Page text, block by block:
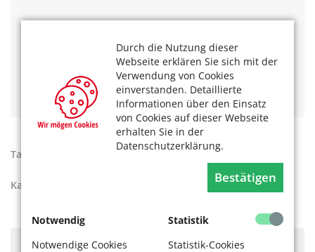
Durch die Nutzung dieser
Webseite erklären Sie sich mit der
Verwendung von Cookies
einverstanden. Detaillierte
Informationen über den Einsatz
von Cookies auf dieser Webseite
erhalten Sie in der
Datenschutzerklärung.
Bestätigen
Notwendig
Notwendige Cookies
Statistik
Statistik-Cookies
222 Jahre Hänneschen-Theater –Diese Puppe ist kein
Theater-Spielclub für Menschen ab 60 Jahren
Kölner Köpfe – Lotti Krekel
Tags: , Theater
Kategorien:
Hier könnte Werbung stehen, mit der wir uns